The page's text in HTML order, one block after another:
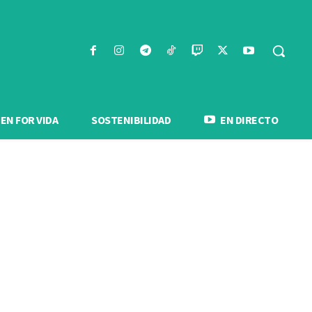
FOR VIDA SOSTENIBILIDAD EN DIRECTO